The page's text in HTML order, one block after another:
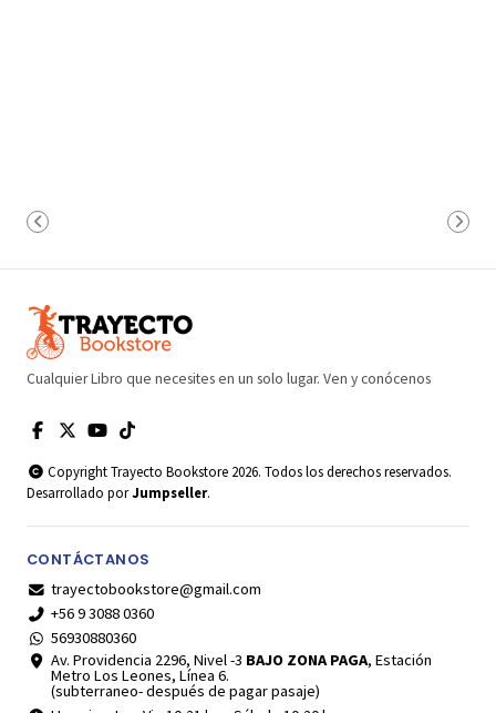
Cualquier Libro que necesites en un solo lugar. Ven y conócenos
Copyright Trayecto Bookstore 2026. Todos los derechos reservados.
Desarrollado porJumpseller.
CONTÁCTANOS
trayectobookstore@gmail.com
+56 9 3088 0360
56930880360
Av. Providencia 2296, Nivel -3 BAJO ZONA PAGA, Estación
Metro Los Leones, Línea 6.
(subterraneo- después de pagar pasaje)